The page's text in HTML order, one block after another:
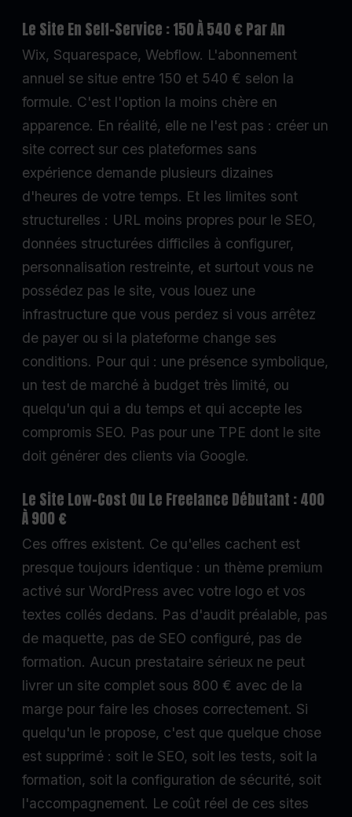
Le Site En Self-Service : 150 À 540 € Par An
Wix, Squarespace, Webflow. L'abonnement
annuel se situe entre 150 et 540 € selon la
formule. C'est l'option la moins chère en
apparence. En réalité, elle ne l'est pas : créer un
site correct sur ces plateformes sans
expérience demande plusieurs dizaines
d'heures de votre temps. Et les limites sont
structurelles : URL moins propres pour le SEO,
données structurées difficiles à configurer,
personnalisation restreinte, et surtout vous ne
possédez pas le site, vous louez une
infrastructure que vous perdez si vous arrêtez
de payer ou si la plateforme change ses
conditions. Pour qui : une présence symbolique,
un test de marché à budget très limité, ou
quelqu'un qui a du temps et qui accepte les
compromis SEO. Pas pour une TPE dont le site
doit générer des clients via Google.
Le Site Low-Cost Ou Le Freelance Débutant : 400
À 900 €
Ces offres existent. Ce qu'elles cachent est
presque toujours identique : un thème premium
activé sur WordPress avec votre logo et vos
textes collés dedans. Pas d'audit préalable, pas
de maquette, pas de SEO configuré, pas de
formation. Aucun prestataire sérieux ne peut
livrer un site complet sous 800 € avec de la
marge pour faire les choses correctement. Si
quelqu'un le propose, c'est que quelque chose
est supprimé : soit le SEO, soit les tests, soit la
formation, soit la configuration de sécurité, soit
l'accompagnement. Le coût réel de ces sites